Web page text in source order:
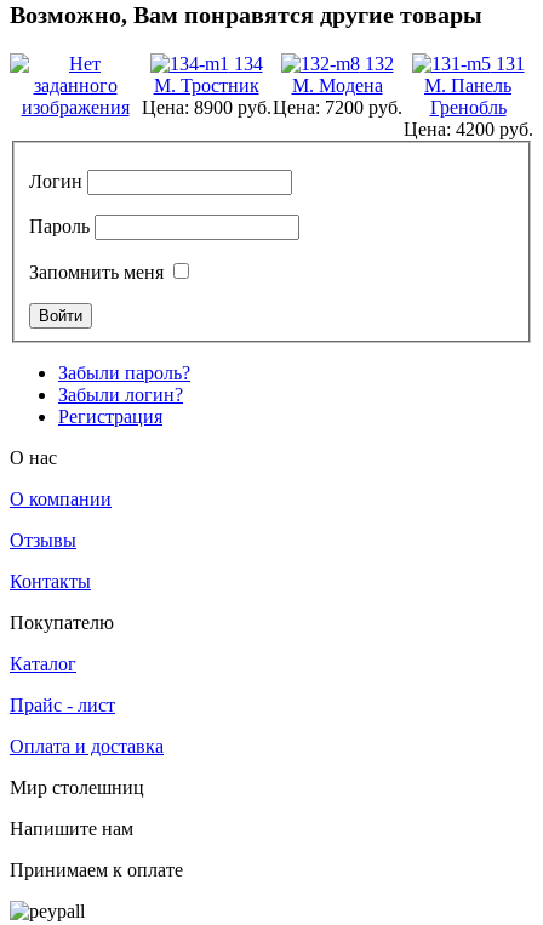
Возможно, Вам понравятся другие товары
134
М. Тростник
Цена: 8900 руб.
132
М. Модена
Цена: 7200 руб.
131
М. Панель
Гренобль
Цена: 4200 руб.
Логин
Пароль
Запомнить меня
Забыли пароль?
Забыли логин?
Регистрация
O нас
О компании
Отзывы
Контакты
Покупателю
Каталог
Прайс - лист
Оплата и доставка
Мир столешниц
Напишите нам
Принимаем к оплате